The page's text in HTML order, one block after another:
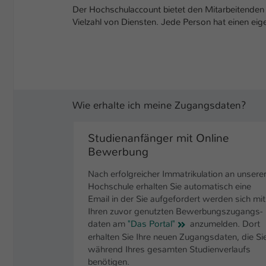
Der Hochschulaccount bietet den
Vielzahl von Diensten. Jede Person hat einen
Wie erhalte ich meine Zugangsdaten?
Studienanfänger mit Online
Bewerbung
Nach erfolgreicher Immatrikulation an unserer
Hochschule erhalten Sie automatisch eine
Email in der Sie aufgefordert werden sich mit
Ihren zuvor genutzten Be­werbungs­zugangs­
daten am "Das Portal"
anzumelden. Dort
erhalten Sie Ihre neuen Zugangs­daten, die
während Ihres gesamten Studien­verlaufs
benötigen.